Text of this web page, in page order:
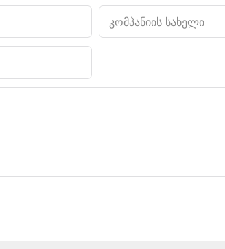
Კომპანიის Სახელი